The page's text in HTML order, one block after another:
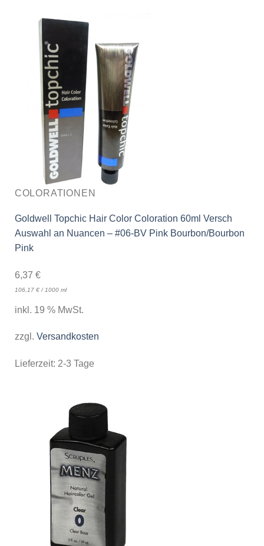
COLORATIONEN
Goldwell Topchic Hair Color Coloration 60ml Versch
Auswahl an Nuancen – #06-BV Pink Bourbon/Bourbon
Pink
6,37 €
106,17 €/ 1000 ml
inkl. 19 % MwSt.
zzgl. Versandkosten
Lieferzeit: 2-3 Tage